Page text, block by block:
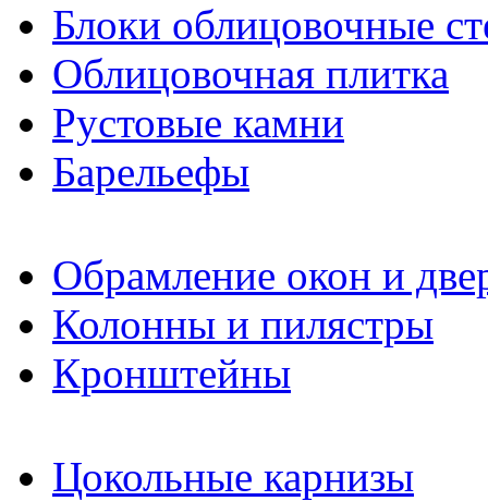
Блоки облицовочные
Облицовочная плитка
Рустовые камни
Барельефы
Обрамление окон и
Колонны и пилястры
Кронштейны
Цокольные карнизы